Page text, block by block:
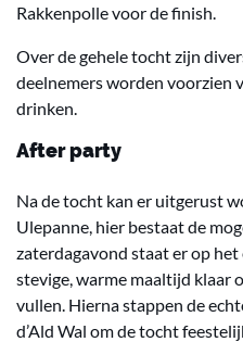
Rakkenpolle voor de finish.
Over de gehele tocht zijn
deelnemers worden voorzien
drinken.
After party
Na de tocht kan er uitgerust
Ulepanne, hier bestaat de
zaterdagavond staat er op
stevige, warme maaltijd klaar
vullen. Hierna stappen de
d’Ald Wal om de tocht